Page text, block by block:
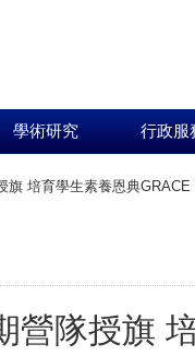
學術研究 行政服
旗 培育學生素養恩典GRACE
營隊授旗